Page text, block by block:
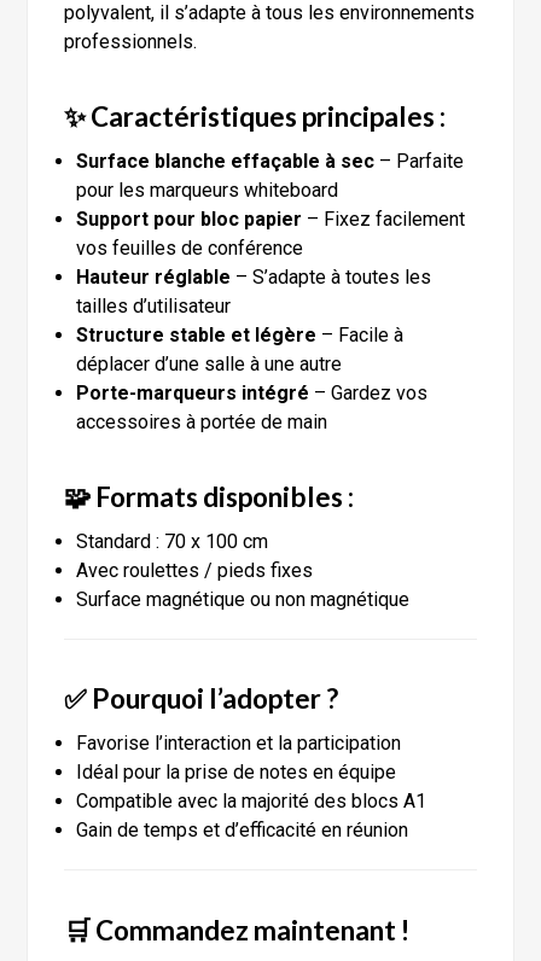
polyvalent, il s’adapte à tous les environnements
professionnels.
✨ Caractéristiques principales :
Surface blanche effaçable à sec – Parfaite
pour les marqueurs whiteboard
Support pour bloc papier – Fixez facilement
vos feuilles de conférence
Hauteur réglable – S’adapte à toutes les
tailles d’utilisateur
Structure stable et légère – Facile à
déplacer d’une salle à une autre
Porte-marqueurs intégré – Gardez vos
accessoires à portée de main
🧩 Formats disponibles :
Standard : 70 x 100 cm
Avec roulettes / pieds fixes
Surface magnétique ou non magnétique
✅ Pourquoi l’adopter ?
Favorise l’interaction et la participation
Idéal pour la prise de notes en équipe
Compatible avec la majorité des blocs A1
Gain de temps et d’efficacité en réunion
🛒 Commandez maintenant !